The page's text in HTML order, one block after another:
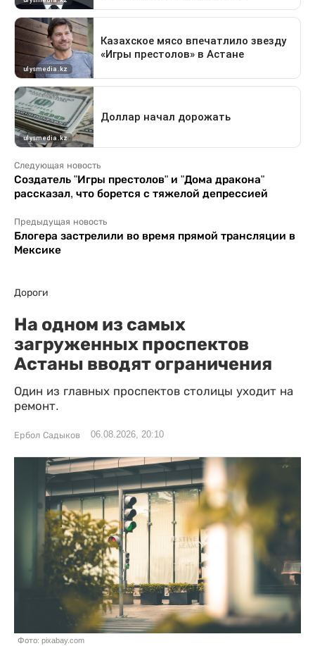
Следующая новость
Создатель "Игры престолов" и "Дома дракона"
рассказал, что борется с тяжелой депрессией
Предыдущая новость
Блогера застрелили во время прямой трансляции в
Мексике
Дороги
На одном из самых
загруженных проспектов
Астаны вводят ограничения
Один из главных проспектов столицы уходит на
ремонт.
Ербол Садыков 06.08.2026, 20:10
Фото: pixabay.com